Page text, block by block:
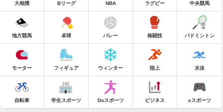
大相撲 Bリーグ NBA ラグビー 中央競馬
地方競馬 卓球 バレー 格闘技 バドミントン
モーター フィギュア ウィンター 陸上 水泳
自転車 学生スポーツ Doスポーツ ビジネス eスポーツ